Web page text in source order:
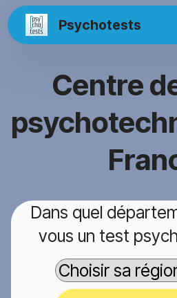
Psychotests
Centre
Dans quel
vous un test